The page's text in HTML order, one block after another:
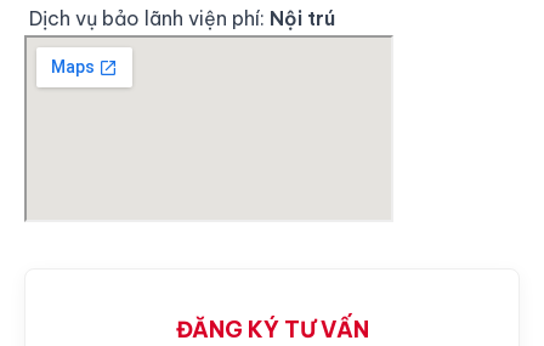
Dịch vụ bảo lãnh viện phí: Nội trú
ĐĂNG KÝ TƯ VẤN